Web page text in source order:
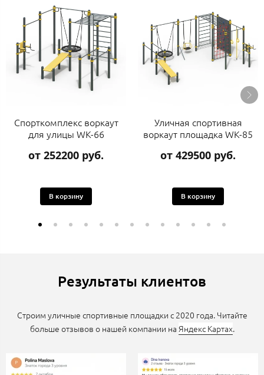
Спорткомплекс воркаут
для улицы WK-66
от 252200 руб.
В корзину
Уличная спортивная
воркаут площадка WK-85
от 429500 руб.
В корзину
Результаты клиентов
Строим уличные спортивные площадки с 2020 года. Читайте
больше отзывов о нашей компании на Яндекс Картах.